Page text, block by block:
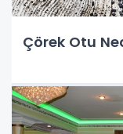
Çörek Otu